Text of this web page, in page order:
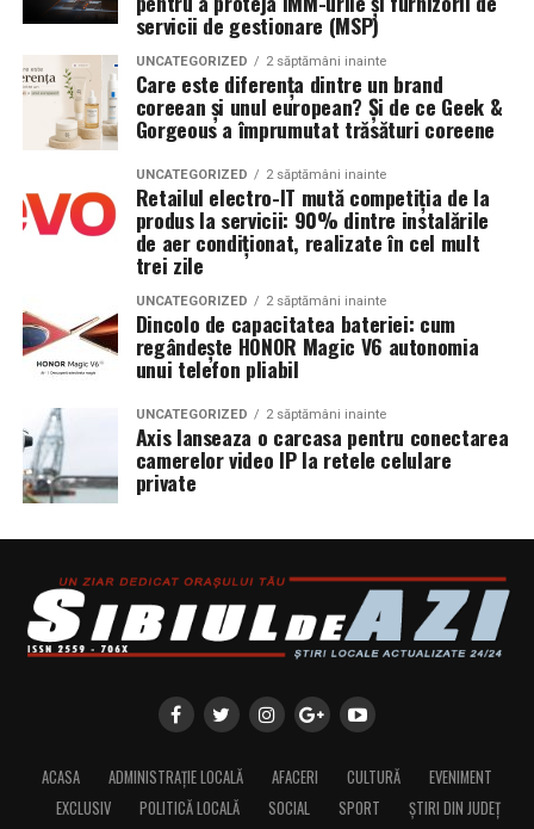
servicii de gestionare (MSP)
UNCATEGORIZED 2 săptămâni inainte
Care este diferența dintre un brand
coreean și unul european? Și de ce Geek &
Gorgeous a împrumutat trăsături coreene
UNCATEGORIZED 2 săptămâni inainte
Retailul electro-IT mută competiția de la
produs la servicii: 90% dintre instalările
de aer condiționat, realizate în cel mult
trei zile
UNCATEGORIZED 2 săptămâni inainte
Dincolo de capacitatea bateriei: cum
regândește HONOR Magic V6 autonomia
unui telefon pliabil
UNCATEGORIZED 2 săptămâni inainte
Axis lanseaza o carcasa pentru conectarea
camerelor video IP la retele celulare
private
ACASA ADMINISTRAȚIE LOCALĂ AFACERI CULTURĂ
EVENIMENT
EXCLUSIV
POLITICĂ LOCALĂ SOCIAL SPORT
ȘTIRI DIN JUDEȚ